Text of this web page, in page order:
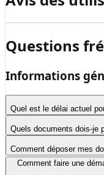
Questions
Informations
Quel est le délai actuel
Quels documents dois-je
Comment déposer mes
Comment faire une